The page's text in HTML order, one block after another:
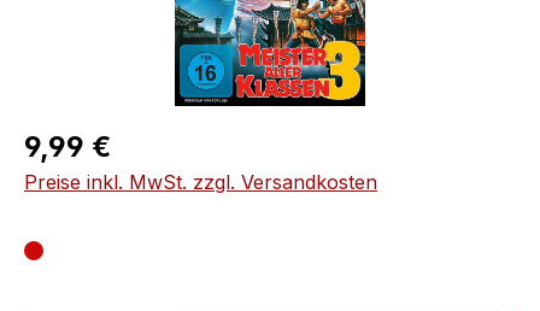
Regulärer Preis:
9,99 €
Preise inkl. MwSt. zzgl. Versandkosten